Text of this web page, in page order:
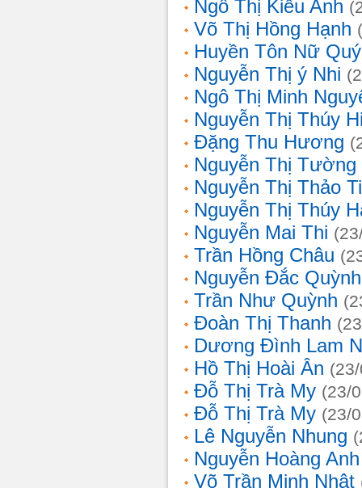
Ngô Thị Kiều Anh
Võ Thị Hồng Hạnh
Huyền Tôn Nữ
Nguyễn Thị ý Nhi
Ngô Thị Minh
Nguyễn Thị Thúy
Đặng Thu Hương
Nguyễn Thị Tường
Nguyễn Thị Thảo
Nguyễn Thị Thúy
Nguyễn Mai Thi
Trần Hồng Châu
Nguyễn Đắc
Trần Như Quỳnh
Đoàn Thị Thanh
Dương Đình Lam
Hồ Thị Hoài Ân
Đỗ Thị Trà My (23/
Đỗ Thị Trà My (23/
Lê Nguyễn Nhung
Nguyễn Hoàng Anh
Võ Trần Minh Nhật